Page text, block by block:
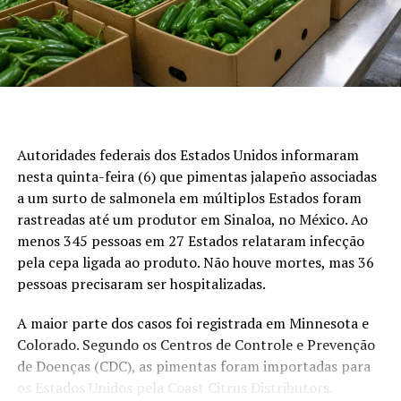
primeiro emCanal Rural.
RELATED TOPICS:
DON'T MISS
Milho; A força de uma cultura que move Lucas do Rio
Verde MT
pecuária, economia eprevisão do tempo
siga o
Canal Rural no Google News!
Preços da arroba do boi gordo
Goiás:R$ 333,93 por arroba
Minas Gerais:R$ 335,29 por arroba
Mato Grosso do Sul:R$ 341,82 por arroba
Mato Grosso:R$ 332,42 por arroba
Atacado
No atacado, o quarto dianteiro foi precificado em R$
21,50 por quilo, com alta de R$ 0,50. A ponta de agulha
permaneceu cotada em R$ 20,00 por quilo, enquanto o
Autoridades federais dos Estados Unidos informaram
nesta quinta-feira (6) que pimentas jalapeño associadas
a um surto de salmonela em múltiplos Estados foram
rastreadas até um produtor em Sinaloa, no México. Ao
menos 345 pessoas em 27 Estados relataram infecção
pela cepa ligada ao produto. Não houve mortes, mas 36
pessoas precisaram ser hospitalizadas.
A maior parte dos casos foi registrada em Minnesota e
Colorado. Segundo os Centros de Controle e Prevenção
de Doenças (CDC), as pimentas foram importadas para
os Estados Unidos pela Coast Citrus Distributors.